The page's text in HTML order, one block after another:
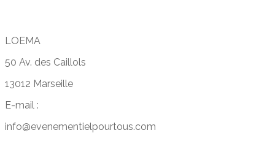
LOEMA
50 Av. des Caillols
13012 Marseille
E-mail :
info@evenementielpourtous.com